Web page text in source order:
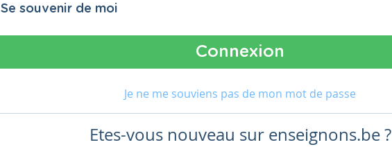
Se souvenir de moi
Je ne me souviens pas de mon mot de passe
Etes-vous nouveau sur enseignons.be ?